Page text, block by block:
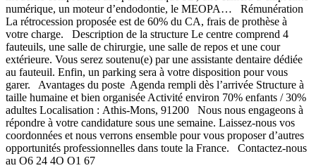
numérique, un moteur d’endodontie, le MEOPA… Rémunération
La rétrocession proposée est de 60% du CA, frais de prothèse à
votre charge. Description de la structure Le centre comprend 4
fauteuils, une salle de chirurgie, une salle de repos et une cour
extérieure. Vous serez soutenu(e) par une assistante dentaire dédiée
au fauteuil. Enfin, un parking sera à votre disposition pour vous
garer. Avantages du poste Agenda rempli dès l’arrivée Structure à
taille humaine et bien organisée Activité environ 70% enfants / 30%
adultes Localisation : Athis-Mons, 91200 Nous nous engageons à
répondre à votre candidature sous une semaine. Laissez-nous vos
coordonnées et nous verrons ensemble pour vous proposer d’autres
opportunités professionnelles dans toute la France. Contactez-nous
au O6 24 4O O1 67